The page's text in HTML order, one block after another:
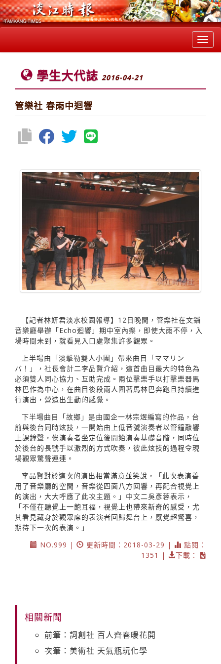
學生大代誌 2016-04-21
管樂社 春雨中迴響
【記者林妍君淡水校園報導】12日晚間，管樂社在文錙
音樂廳舉辦「Echo迴響」期中室內樂，即使大雨不停，入
場時間未到，就看見入口處聚集許多觀眾。
上半場由「淡擊勒雙人小團」帶來曲目「ママリン
バ！」，社長會計二李品賢介紹，這首曲目最大的特色為
必須雙人同心協力、互助完成。兩位擊樂手以打擊樂器馬
林巴作為中心，在曲目後段兩人圍著馬林巴奔跑且持續進
行演出，營造出生動的感覺。
下半場曲目「故鄉」是由國企一林宗煜編寫的作品，台
前與後台同時炫技，一開始由上低音號演奏者以管鐘敲響
上課鐘聲，俟演奏者坐定位後開始演奏基礎音階，同時位
於後台的長號手以激烈的方式吹奏，彼此炫技的過程令現
場觀眾驚聲連連。
李品賢對於這次的演出相當滿意並笑說，「此次表演善
用了音樂廳的空間，音樂從四面八方回響，再配合視覺上
的演出，大大呼應了此次主題。」中文二吳彥蓉表示，
「不僅在聽覺上一飽耳福，視覺上也帶來新奇的感受，尤
其看見藏身於觀眾席的表演者回歸舞台上，感覺超驚喜，
期待下一次的表演。」
NO.999 |
更新時間：2018-03-29 |
點閱：
1351 |
下載：
相關新聞
前筆：詞創社 百人齊春暖花開
次筆：美術社 天氣瓶玩化學